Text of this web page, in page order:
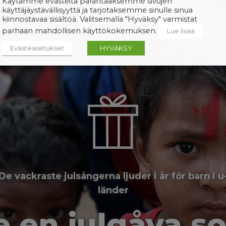
vackraste julsångerna ljuder i år för barn i
länder
käyttäjäystävällisyyttä ja tarjotaksemme sinulle sinua
kiinnostavaa sisältöä. Valitsemalla "Hyväksy" varmistat
parhaan mahdollisen käyttökokemuksen.
Lue lisää
Evästeasetukset HYVÄKSY